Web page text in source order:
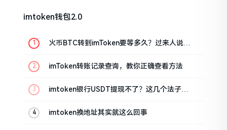
imtoken钱包2.0
火币BTC转到imToken要等多久？过来人说说
imToken转账记录查询，教你正确查看方法
imtoken银行USDT提现不了？这几个法子能
imtoken换地址其实就这么回事